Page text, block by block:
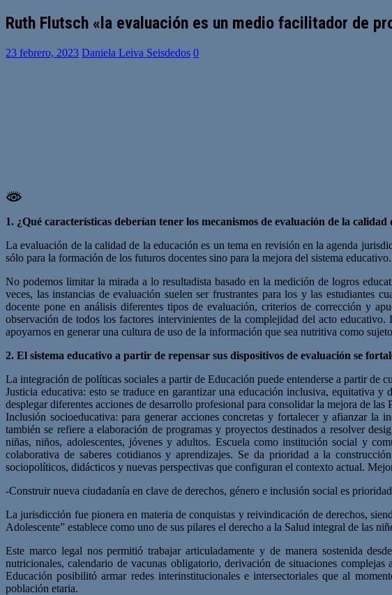
Ruth Flutsch «la evaluación es un medio facilitador de
23 febrero, 2023 Daniela Leiva Seisdedos 0
1. ¿Qué características deberían tener los mecanismos de evaluación de la
La evaluación de la calidad de la educación es un tema en revisión en la agenda
sólo para la formación de los futuros docentes sino para la mejora del sistema educativo.
No podemos limitar la mirada a lo resultadista basado en la medición de logros
veces, las instancias de evaluación suelen ser frustrantes para los y las estudiantes
docente pone en análisis diferentes tipos de evaluación, criterios de corrección y
observación de todos los factores intervinientes de la complejidad del acto
apoyarnos en generar una cultura de uso de la información que sea nutritiva como
2. El sistema educativo a partir de repensar sus dispositivos de evaluación se
La integración de políticas sociales a partir de Educación puede entenderse a partir de
Justicia educativa: esto se traduce en garantizar una educación inclusiva, equitativa
desplegar diferentes acciones de desarrollo profesional para consolidar la mejora de
Inclusión socioeducativa: para generar acciones concretas y fortalecer y afianzar la
también se refiere a elaboración de programas y proyectos destinados a resolver
niñas, niños, adolescentes, jóvenes y adultos. Escuela como institución social y
colaborativa de saberes cotidianos y aprendizajes. Se da prioridad a la
sociopolíticos, didácticos y nuevas perspectivas que configuran el contexto actual.
-Construir nueva ciudadanía en clave de derechos, género e inclusión social es
La jurisdicción fue pionera en materia de conquistas y reivindicación de derechos,
Adolescente” establece como uno de sus pilares el derecho a la Salud integral de las
Este marco legal nos permitió trabajar articuladamente y de manera sostenida
nutricionales, calendario de vacunas obligatorio, derivación de situaciones
Educación posibilitó armar redes interinstitucionales e intersectoriales que al
población etaria.